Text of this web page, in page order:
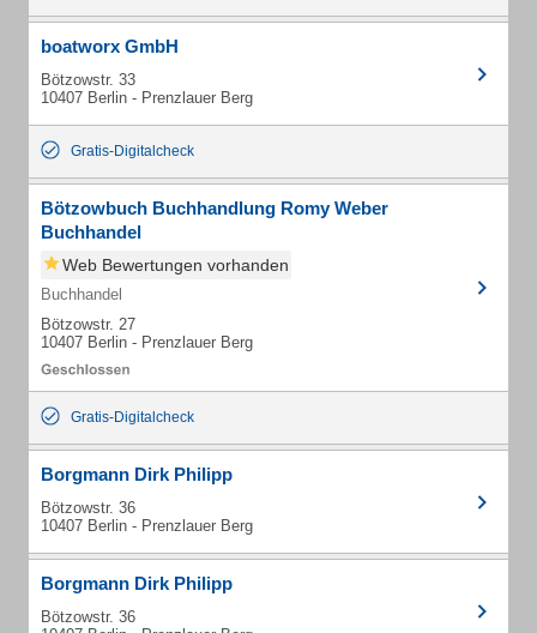
boatworx GmbH
Bötzowstr. 33
10407 Berlin - Prenzlauer Berg
Gratis-Digitalcheck
Bötzowbuch Buchhandlung Romy Weber
Buchhandel
Web Bewertungen vorhanden
Buchhandel
Bötzowstr. 27
10407 Berlin - Prenzlauer Berg
Gratis-Digitalcheck
Borgmann Dirk Philipp
Bötzowstr. 36
10407 Berlin - Prenzlauer Berg
Borgmann Dirk Philipp
Bötzowstr. 36